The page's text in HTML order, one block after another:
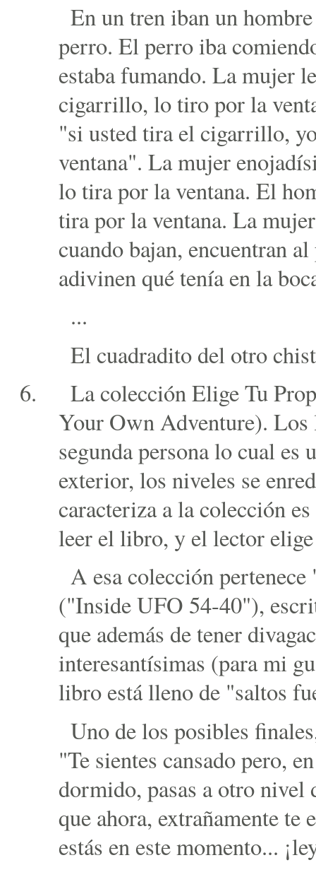
En un tren iban un
perro. El perro iba
estaba fumando. La mujer
cigarrillo, lo tiro por la
"si usted tira el cigarrillo,
ventana". La mujer
lo tira por la ventana. El
tira por la ventana. La
cuando bajan, encuentran
adivinen qué tenía en la
...
El cuadradito del otro
La colección Elige Tu
Your Own Adventure). Los
segunda persona lo cual es
exterior, los niveles se
caracteriza a la colección
leer el libro, y el lector
A esa colección
("Inside UFO 54-40"),
que además de tener
interesantísimas (para mi
libro está lleno de "saltos
Uno de los posibles
"Te sientes cansado pero,
dormido, pasas a otro
que ahora, extrañamente te
estás en este momento...